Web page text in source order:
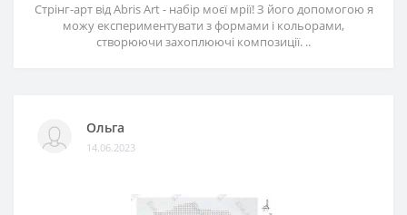
Стрінг-арт від Abris Art - набір моєї мрії! З його допомогою я
можу експериментувати з формами і кольорами,
створюючи захоплюючі композиції. ..
Ольга
14.06.2023